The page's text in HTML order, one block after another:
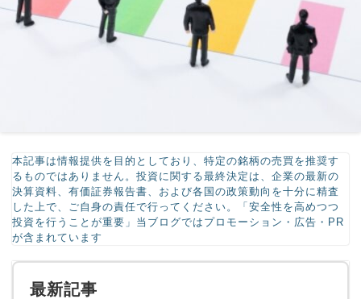
本記事は情報提供を目的としており、特定の銘柄の売買を推奨す
るものではありません。投資に関する最終決定は、企業の最新の
決算資料、有価証券報告書、および各国の政策動向を十分に精査
した上で、ご自身の責任で行ってください。「安全性を高めつつ
投資を行うことが重要」当ブログではプロモーション・広告・PR
が含まれています
最新記事